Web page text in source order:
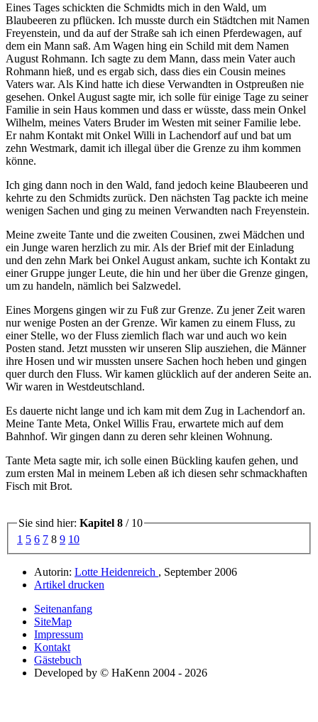
Eines Tages schickten die Schmidts mich in den Wald, um
Blaubeeren zu pflücken. Ich musste durch ein Städtchen mit Namen
Freyenstein, und da auf der Straße sah ich einen Pferdewagen, auf
dem ein Mann saß. Am Wagen hing ein Schild mit dem Namen
August Rohmann. Ich sagte zu dem Mann, dass mein Vater auch
Rohmann hieß, und es ergab sich, dass dies ein Cousin meines
Vaters war. Als Kind hatte ich diese Verwandten in Ostpreußen nie
gesehen. Onkel August sagte mir, ich solle für einige Tage zu seiner
Familie in sein Haus kommen und dass er wüsste, dass mein Onkel
Wilhelm, meines Vaters Bruder im Westen mit seiner Familie lebe.
Er nahm Kontakt mit Onkel Willi in Lachendorf auf und bat um
zehn Westmark, damit ich illegal über die Grenze zu ihm kommen
könne.
Ich ging dann noch in den Wald, fand jedoch keine Blaubeeren und
kehrte zu den Schmidts zurück. Den nächsten Tag packte ich meine
wenigen Sachen und ging zu meinen Verwandten nach Freyenstein.
Meine zweite Tante und die zweiten Cousinen, zwei Mädchen und
ein Junge waren herzlich zu mir. Als der Brief mit der Einladung
und den zehn Mark bei Onkel August ankam, suchte ich Kontakt zu
einer Gruppe junger Leute, die hin und her über die Grenze gingen,
um zu handeln, nämlich bei Salzwedel.
Eines Morgens gingen wir zu Fuß zur Grenze. Zu jener Zeit waren
nur wenige Posten an der Grenze. Wir kamen zu einem Fluss, zu
einer Stelle, wo der Fluss ziemlich flach war und auch wo kein
Posten stand. Jetzt mussten wir unseren Slip ausziehen, die Männer
ihre Hosen und wir mussten unsere Sachen hoch heben und gingen
quer durch den Fluss. Wir kamen glücklich auf der anderen Seite an.
Wir waren in Westdeutschland.
Es dauerte nicht lange und ich kam mit dem Zug in Lachendorf an.
Meine Tante Meta, Onkel Willis Frau, erwartete mich auf dem
Bahnhof. Wir gingen dann zu deren sehr kleinen Wohnung.
Tante Meta sagte mir, ich solle einen Bückling kaufen gehen, und
zum ersten Mal in meinem Leben aß ich diesen sehr schmackhaften
Fisch mit Brot.
Sie sind hier: Kapitel 8 / 10
1 5 6 7 8 9 10
Autorin: Lotte Heidenreich , September 2006
Artikel drucken
Seitenanfang
SiteMap
Impressum
Kontakt
Gästebuch
Developed by © HaKenn 2004 - 2026